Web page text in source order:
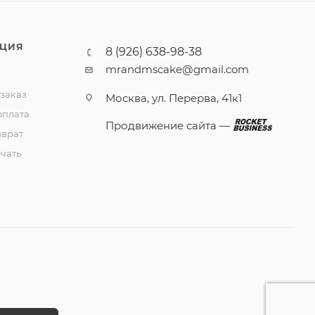
8 (926) 638-98-38
mrandmscake@gmail.com
Москва, ул. Перерва, 41к1
Продвижение сайта —